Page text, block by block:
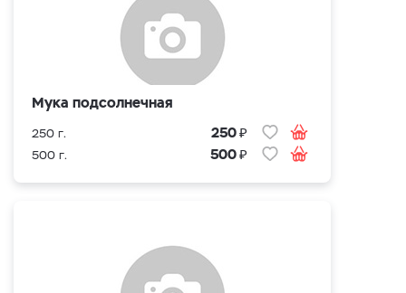
Мука подсолнечная
250 г. 250₽
500 г. 500₽